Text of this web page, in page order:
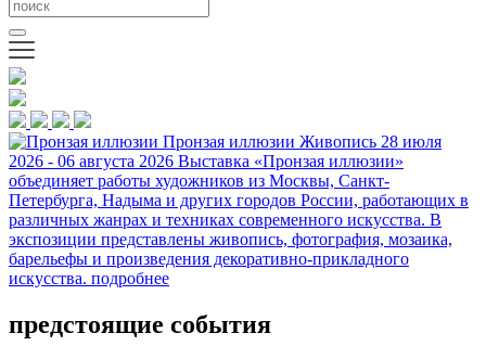
Пронзая иллюзии Живопись 28 июля
2026 - 06 августа 2026 Выставка «Пронзая иллюзии»
объединяет работы художников из Москвы, Санкт-
Петербурга, Надыма и других городов России, работающих в
различных жанрах и техниках современного искусства. В
экспозиции представлены живопись, фотография, мозаика,
барельефы и произведения декоративно-прикладного
искусства. подробнее
предстоящие события